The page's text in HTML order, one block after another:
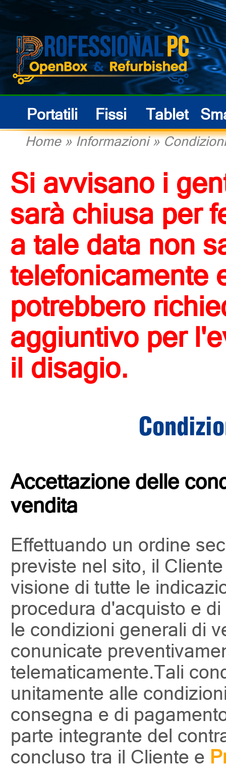
Portatili Fissi Tablet
Home» Informazioni »
Si avvisano i
sarà chiusa per
a tale data non
telefonicamente
potrebbero
aggiuntivo per
il disagio.
Accettazione delle
vendita
Effettuando un ordine
previste nel sito, il
visione di tutte le
procedura d'acquisto e
le condizioni generali di
conunicate
telematicamente.Tali
unitamente alle
consegna e di
parte integrante del
concluso tra il Cliente e